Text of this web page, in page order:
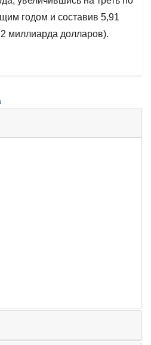
годом и составив 5,91
миллиарда долларов).